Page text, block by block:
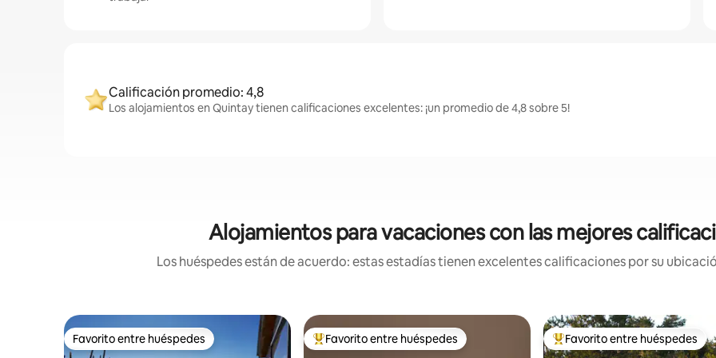
Calificación promedio: 4,8
Los alojamientos en Quintay tienen calificaciones excelentes: ¡un promedio de 4,8 sobre 5!
Alojamientos para vacaciones con las mejores
Los huéspedes están de acuerdo: estas estadías tienen excelentes calificaciones por su
Favorito entre huéspedes
Favorito entre huéspedes Favorito entre los huéspedes más destacados
Favorito entre huéspedes Favorito entre los huéspedes
Favorito entre huéspedes